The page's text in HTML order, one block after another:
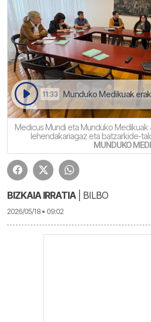
11:33 Munduko Medikuak erakundeak nazioarteko
Medicus Mundi eta Munduko
lehendakariagaz eta batzarkide-
MUNDUKO
BIZKAIA IRRATIA | BILBO
2026/05/18 • 09:02